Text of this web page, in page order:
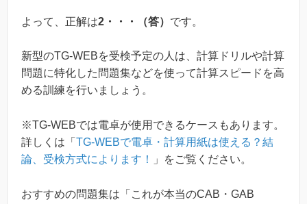
よって、正解は2・・・（答） です。
新型のTG-WEBを受検予定の人は、計算ドリルや計算
問題に特化した問題集などを使って計算スピードを高
める訓練を行いましょう。
※TG-WEBでは電卓が使用できるケースもあります。
詳しくは「 TG-WEBで電卓・計算用紙は使える？結
論、受検方式によります！
」をご覧ください。
おすすめの問題集は「これが本当のCAB・GAB